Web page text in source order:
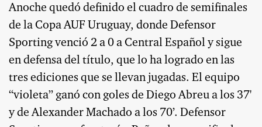
Anoche quedó definido el cuadro de semifinales
de la Copa AUF Uruguay, donde Defensor
Sporting venció 2 a 0 a Central Español y sigue
en defensa del título, que lo ha logrado en las
tres ediciones que se llevan jugadas. El equipo
“violeta” ganó con goles de Diego Abreu a los 37'
y de Alexander Machado a los 70’. Defensor